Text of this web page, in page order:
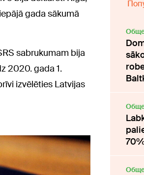
gada sākumā
sabrukumam bija
2020. gada 1.
izvēlēties Latvijas